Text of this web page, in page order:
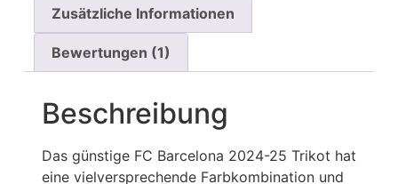
Zusätzliche Informationen
Bewertungen (1)
Beschreibung
Das günstige FC Barcelona 2024-25 Trikot hat
eine vielversprechende Farbkombination und